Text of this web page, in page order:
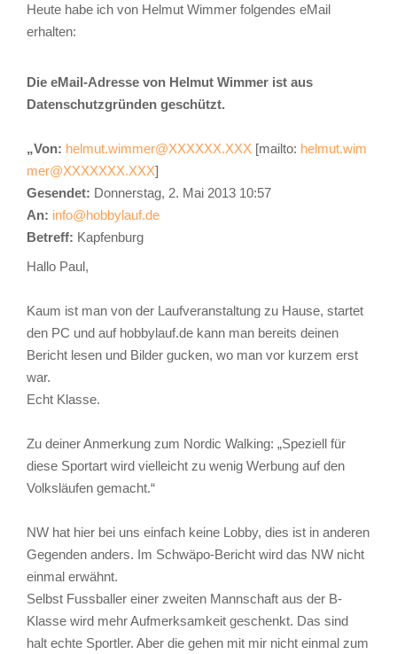
Heute habe ich von Helmut Wimmer folgendes eMail
erhalten:
Die eMail-Adresse von Helmut Wimmer ist aus
Datenschutzgründen geschützt.
„Von: helmut.wimmer@XXXXXX.XXX [mailto: helmut.wim
mer@XXXXXXX.XXX]
Gesendet: Donnerstag, 2. Mai 2013 10:57
An: info@hobbylauf.de
Betreff: Kapfenburg
Hallo Paul,
Kaum ist man von der Laufveranstaltung zu Hause, startet
den PC und auf hobbylauf.de kann man bereits deinen
Bericht lesen und Bilder gucken, wo man vor kurzem erst
war.
Echt Klasse.
Zu deiner Anmerkung zum Nordic Walking: „Speziell für
diese Sportart wird vielleicht zu wenig Werbung auf den
Volksläufen gemacht.“
NW hat hier bei uns einfach keine Lobby, dies ist in anderen
Gegenden anders. Im Schwäpo-Bericht wird das NW nicht
einmal erwähnt.
Selbst Fussballer einer zweiten Mannschaft aus der B-
Klasse wird mehr Aufmerksamkeit geschenkt. Das sind
halt echte Sportler. Aber die gehen mit mir nicht einmal zum